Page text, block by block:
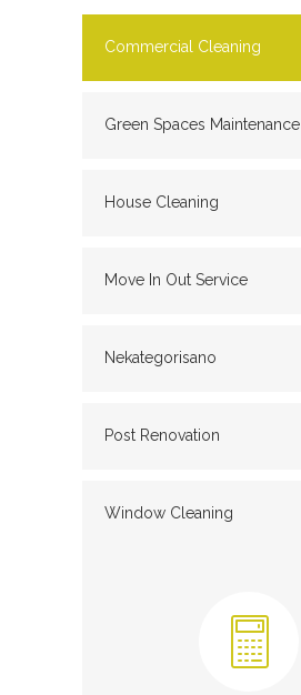
Commercial Cleaning
Green Spaces Maintenance
House Cleaning
Move In Out Service
Nekategorisano
Post Renovation
Window Cleaning